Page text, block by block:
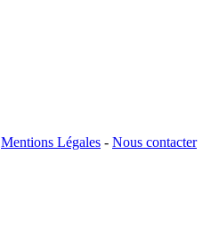
Mentions Légales - Nous contacter